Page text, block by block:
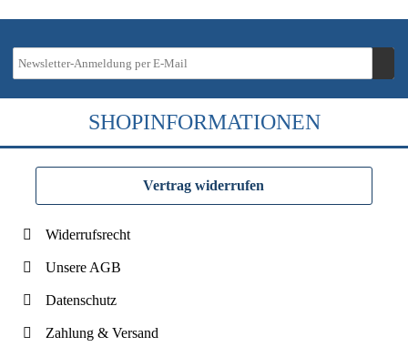
SHOPINFORMATIONEN
Vertrag widerrufen
Widerrufsrecht
Unsere AGB
Datenschutz
Zahlung & Versand